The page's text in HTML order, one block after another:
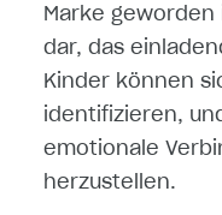
Marke geworden
dar, das
Kinder können
identifizieren,
emotionale
herzustellen.